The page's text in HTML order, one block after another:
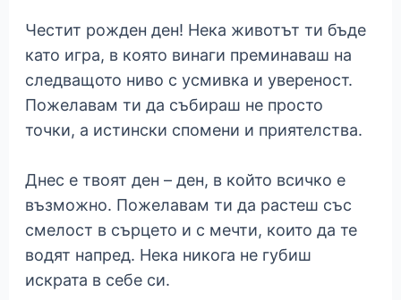
Честит рожден ден! Нека животът ти бъде
като игра, в която винаги преминаваш на
следващото ниво с усмивка и увереност.
Пожелавам ти да събираш не просто
точки, а истински спомени и приятелства.
Днес е твоят ден – ден, в който всичко е
възможно. Пожелавам ти да растеш със
смелост в сърцето и с мечти, които да те
водят напред. Нека никога не губиш
искрата в себе си.